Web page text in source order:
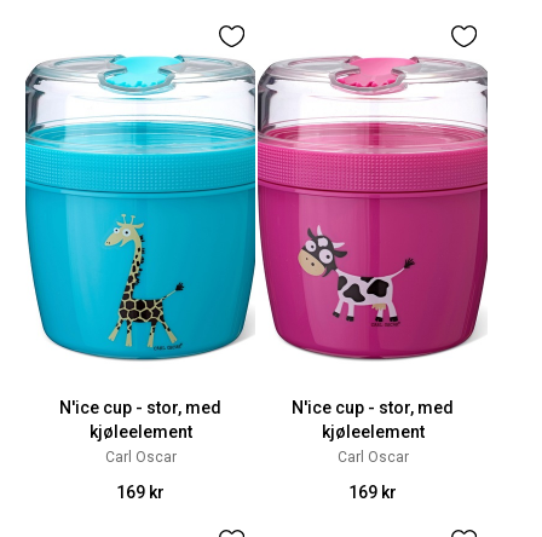
N'ice cup - stor, med
kjøleelement
Carl Oscar
169 kr
N'ice cup - stor, med
kjøleelement
Carl Oscar
169 kr